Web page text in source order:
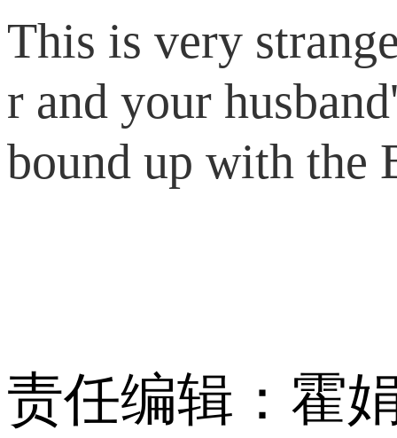
This is very
r and your
bound up with the
责任编辑：霍